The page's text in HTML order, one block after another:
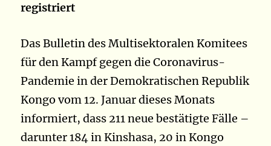
registriert
Das Bulletin des Multisektoralen Komitees
für den Kampf gegen die Coronavirus-
Pandemie in der Demokratischen Republik
Kongo vom 12. Januar dieses Monats
informiert, dass 211 neue bestätigte Fälle –
darunter 184 in Kinshasa, 20 in Kongo